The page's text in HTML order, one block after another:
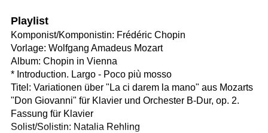
Playlist
Komponist/Komponistin: Frédéric Chopin
Vorlage: Wolfgang Amadeus Mozart
Album: Chopin in Vienna
* Introduction. Largo - Poco più mosso
Titel: Variationen über "La ci darem la mano" aus Mozarts
"Don Giovanni" für Klavier und Orchester B-Dur, op. 2.
Fassung für Klavier
Solist/Solistin: Natalia Rehling